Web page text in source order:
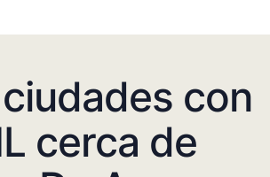
con
cerca de